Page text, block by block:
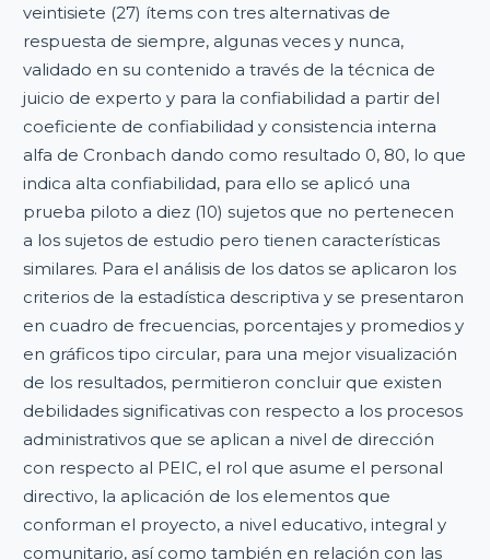
veintisiete (27) ítems con tres alternativas de
respuesta de siempre, algunas veces y nunca,
validado en su contenido a través de la técnica de
juicio de experto y para la confiabilidad a partir del
coeficiente de confiabilidad y consistencia interna
alfa de Cronbach dando como resultado 0, 80, lo que
indica alta confiabilidad, para ello se aplicó una
prueba piloto a diez (10) sujetos que no pertenecen
a los sujetos de estudio pero tienen características
similares. Para el análisis de los datos se aplicaron los
criterios de la estadística descriptiva y se presentaron
en cuadro de frecuencias, porcentajes y promedios y
en gráficos tipo circular, para una mejor visualización
de los resultados, permitieron concluir que existen
debilidades significativas con respecto a los procesos
administrativos que se aplican a nivel de dirección
con respecto al PEIC, el rol que asume el personal
directivo, la aplicación de los elementos que
conforman el proyecto, a nivel educativo, integral y
comunitario, así como también en relación con las